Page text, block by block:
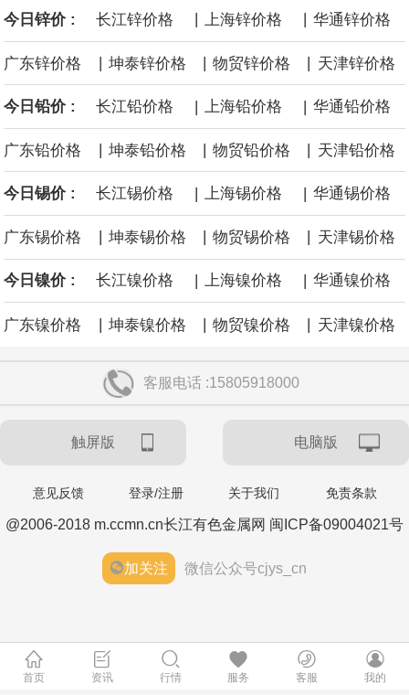
韩国经济日报援引不愿具名的业内人士消息，LG 集团会长具光谟下
周将在硅谷的英伟达总部与黄仁勋会面。具光谟与黄仁勋曾于 6 月
于 6 月 22 日到访英伟达总部。
从工业和信息化部了解到，今年上半年，中小企业经济运行总体平
稳，主要指标保持较快增长，企业效益持续改善。今年上半年，规
7.7%，为2023年以来同期最高水平，利润总额同比增长16.9%，为
2022年以来同期最高水平，生产经营稳步向好，盈利能力持续增
强。
伊朗议会主席团成员萨利米公开伊方拟议的霍尔木兹海峡战略管理
方案初步文本细节，内容包括禁止敌对方面通过海峡等，违反规定
列等国的船只将被禁止通过霍尔木兹海峡；与以色列有关的军用和
今日锌价 : 长江锌价格 上海锌价格 华通锌价格
广东锌价格 | 坤泰锌价格 | 物贸锌价格 | 天津锌价格
今日铅价 : 长江铅价格 | 上海铅价格 | 华通铅价格
广东铅价格 坤泰铅价格 物贸铅价格 天津铅价格
今日锡价 : 长江锡价格 | 上海锡价格 | 华通锡价格
广东锡价格 坤泰锡价格 物贸锡价格 天津锡价格
今日镍价 : 长江镍价格 | 上海镍价格 | 华通镍价格
广东镍价格 | 坤泰镍价格 | 物贸镍价格 | 天津镍价格
客服电话 :15805918000
触屏版 电脑版
意见反馈 登录/注册 关于我们 免责条款
@2006-2018 m.ccmn.cn长江有色金属网 闽ICP备09004021号
加关注 微信公众号cjys_cn
首页 资讯 行情 服务 客服 我的